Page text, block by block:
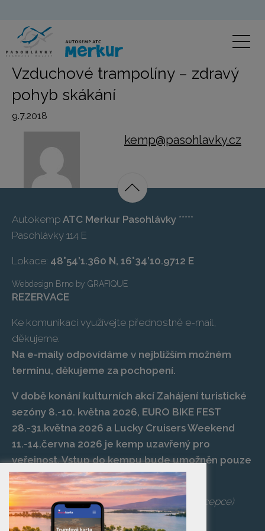
Vzduchové trampolíny – zdravý
pohyb skákání
9.7.2018
kemp@pasohlavky.cz
Autokemp ATC Merkur Pasohlávky *****
Pasohlávky 114 E
Lokace: 48°54’1.360 N, 16°34’10.9712 E
Webdesign Brno by GRAFIQUE
REZERVACE
Ke komunikaci využívejte přednostně e-mail,
děkujeme.
Na e-maily odpovídáme v nejbližším možném
termínu, děkujeme za pochopení.
V době konání kulturních akcí Zahájení turistické
sezóny 8.-10. května 2026, EURO BIKE FEST
28.-31.května 2026 a Lucky Cruisers Weekend
11.-14.června 2026 je kemp uzavřený pro
veřejnost. Vstup do kempu bude umožněn pouze
po zaplacení vstupenky na danou akci.
Telefon:+420 519 427 714,539 029 266
(recepce)
E-mail:camp@pasohlavky.cz